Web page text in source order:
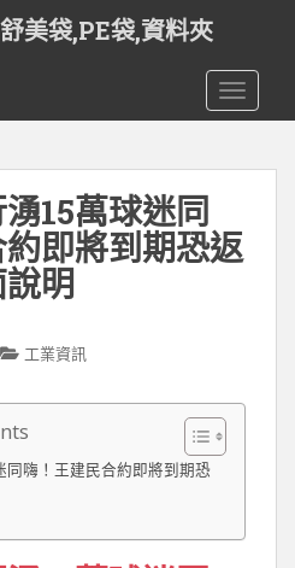
美袋,PE袋,資料夾
15萬球迷同
即將到期恐返
明
工業資訊
同嗨！王建民合約即將到期恐